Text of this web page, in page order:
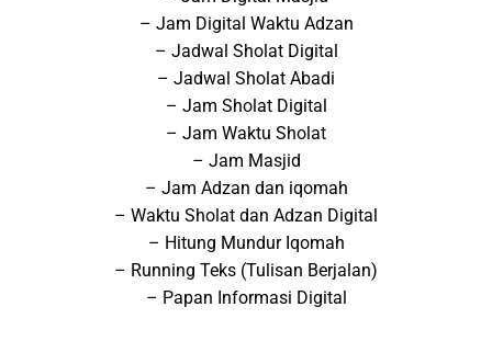
– Jam Digital Waktu Adzan
– Jadwal Sholat Digital
– Jadwal Sholat Abadi
– Jam Sholat Digital
– Jam Waktu Sholat
– Jam Masjid
– Jam Adzan dan iqomah
– Waktu Sholat dan Adzan Digital
– Hitung Mundur Iqomah
– Running Teks (Tulisan Berjalan)
– Papan Informasi Digital